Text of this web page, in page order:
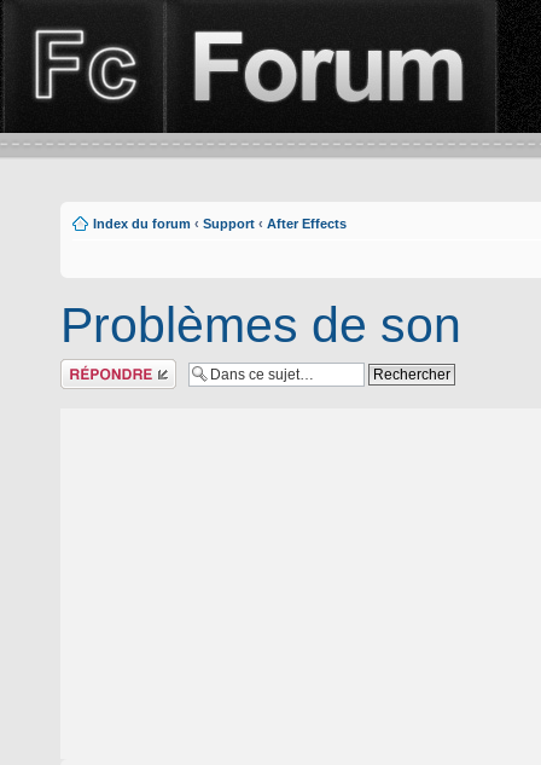
Index du forum ‹ Support ‹ After Effects
Problèmes de son
Répondre